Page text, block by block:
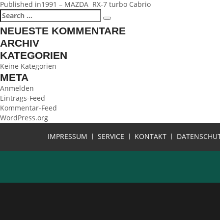
BEITRAGSNAVIGATION
Published in1991 – MAZDA RX-7 turbo Cabrio
Search
for:
Search
NEUESTE KOMMENTARE
ARCHIV
KATEGORIEN
Keine Kategorien
META
Anmelden
Eintrags-Feed
Kommentar-Feed
WordPress.org
IMPRESSUM
SERVICE KONTAKT